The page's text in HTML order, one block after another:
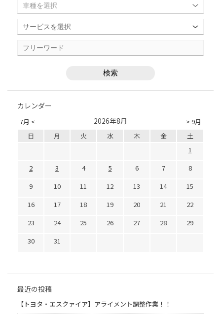
カレンダー
7月 < > 9月
2026年8月
日 月 火 水 木 金
土
1
2
3 4 5 6 7
8
9
10 11 12 13 14
15
16
17 18 19 20 21
22
23
24 25 26 27 28
29
30
31
最近の投稿
【トヨタ・エスクァイア】アライメント調整作業！！